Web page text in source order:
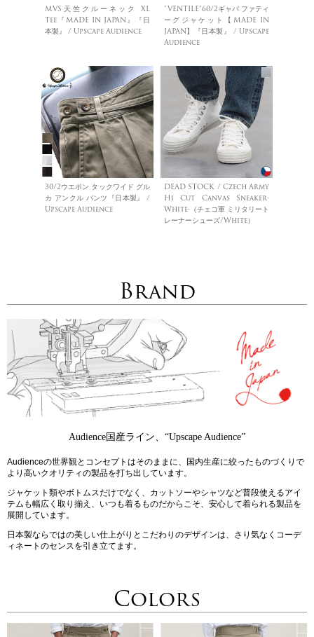
MVS天竺クルーネック XL
Tee『MADE IN JAPAN』『日
本製』 / Upscape Audience
”VENTILE”60/2ギャバ ファティ
ーグジャケット【MADE IN
JAPAN】『日本製』 / Upscape
Audience
30/2ウエポン タックワイド グル
カ アンクル パンツ『日本製』 /
Upscape Audience
DEAD STOCK / Czech Army
Hi Cut Canvas Sneaker-
White-（チェコ軍 ミリタリート
レーナーシューズ/White）
Brand
Audience国産ライン、“Upscape Audience”
Audienceの世界観とコンセプトはそのままに、国内生産に絞ったものづくりで
より高いクオリティの製品を打ち出しています。
ジャケット類やボトムスだけでなく、カットソーやシャツなど普段使えるアイ
テムも幅広く取り揃え、いつも着るものだからこそ、安心して着られる製品を
展開しています。
日本製ならではの美しい仕上がりとこだわりのデザインは、さり気なくコーデ
ィネートのセンスを引き立てます。
Colors